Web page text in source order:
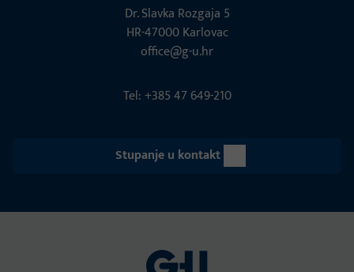
Dr. Slavka Rozgaja 5
HR-47000 Karlovac
office@g-u.hr
Tel: +385 47 649-210
Stupanje u kontakt